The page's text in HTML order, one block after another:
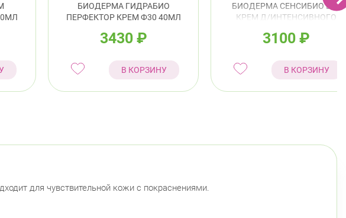
БИОДЕРМА ГИДРАБИО
ПЕРФЕКТОР КРЕМ Ф30 40МЛ
3430 ₽
В КОРЗИНУ
БИОДЕРМА СЕНСИБИО DS+
КРЕМ Д/ИНТЕНСИВНОГО
3100 ₽
В КОРЗИНУ
для чувствительной кожи с покраснениями.